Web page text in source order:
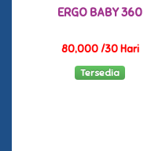
ERGO BABY 360
80,000 /30 Hari
Tersedia